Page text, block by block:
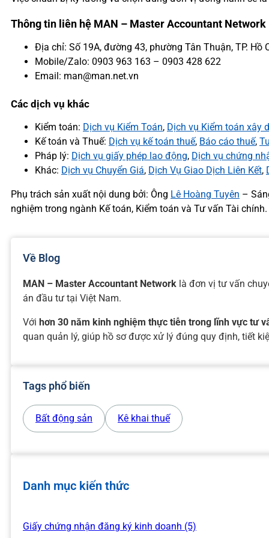
Thông tin liên hệ MAN – Master Accountant Network
Địa chỉ: Số 19A, đường 43, phường Tân Thuận, TP. Hồ
Mobile/Zalo: 0903 963 163 – 0903 428 622
Email: man@man.net.vn
Các dịch vụ khác
Kiểm toán: Dịch vụ Kiểm Toán, Dịch vụ Kiểm toán xây
Kế toán và Thuế: Dịch vụ kế toán thuế, Báo cáo thuế,
Pháp lý: Dịch vụ giấy phép lao động, Dịch vụ chứng
Khác: Dịch vụ Chuyển Giá, Dịch Vụ Giao Dịch Liên Kết,
Phụ trách sản xuất nội dung bởi: Ông Lê Hoàng Tuyên –
nghiệm trong ngành Kế toán, Kiểm toán và Tư vấn Tài chính.
Về Blog
MAN – Master Accountant Network là đơn vị tư vấn
án đầu tư tại Việt Nam.
Với hơn 30 năm kinh nghiệm thực tiễn trong lĩnh vực tư
quan quản lý, giúp hồ sơ được xử lý đúng quy định, tiết
Tags phổ biến
Bất động sản Kê khai thuế
Danh mục kiến thức
Giấy chứng nhận đăng ký kinh doanh (5)